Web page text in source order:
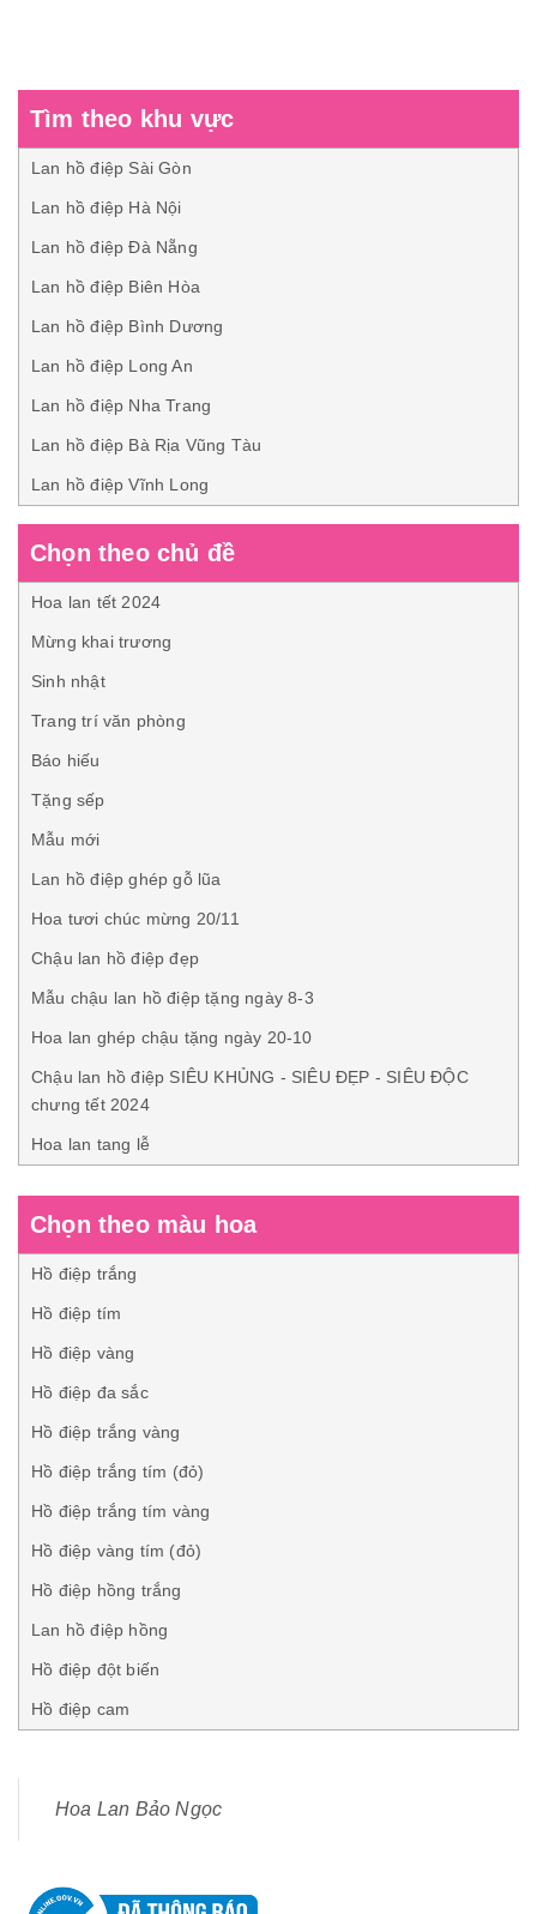
Tìm theo khu vực
Lan hồ điệp Sài Gòn
Lan hồ điệp Hà Nội
Lan hồ điệp Đà Nẵng
Lan hồ điệp Biên Hòa
Lan hồ điệp Bình Dương
Lan hồ điệp Long An
Lan hồ điệp Nha Trang
Lan hồ điệp Bà Rịa Vũng Tàu
Lan hồ điệp Vĩnh Long
Chọn theo chủ đề
Hoa lan tết 2024
Mừng khai trương
Sinh nhật
Trang trí văn phòng
Báo hiếu
Tặng sếp
Mẫu mới
Lan hồ điệp ghép gỗ lũa
Hoa tươi chúc mừng 20/11
Chậu lan hồ điệp đẹp
Mẫu chậu lan hồ điệp tặng ngày 8-3
Hoa lan ghép chậu tặng ngày 20-10
Chậu lan hồ điệp SIÊU KHỦNG - SIÊU ĐẸP - SIÊU ĐỘC
chưng tết 2024
Hoa lan tang lễ
Chọn theo màu hoa
Hồ điệp trắng
Hồ điệp tím
Hồ điệp vàng
Hồ điệp đa sắc
Hồ điệp trắng vàng
Hồ điệp trắng tím (đỏ)
Hồ điệp trắng tím vàng
Hồ điệp vàng tím (đỏ)
Hồ điệp hồng trắng
Lan hồ điệp hồng
Hồ điệp đột biến
Hồ điệp cam
Hoa Lan Bảo Ngọc